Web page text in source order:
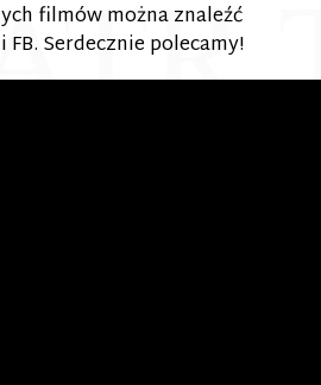
filmów można znaleźć
Serdecznie polecamy!